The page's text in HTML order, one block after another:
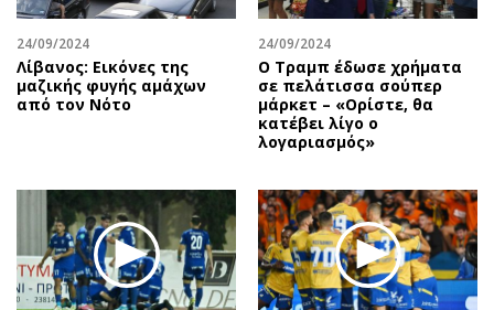
24/09/2024
Λίβανος: Εικόνες της
μαζικής φυγής αμάχων
από τον Νότο
24/09/2024
Ο Τραμπ έδωσε χρήματα
σε πελάτισσα σούπερ
μάρκετ – «Ορίστε, θα
κατέβει λίγο ο
λογαριασμός»